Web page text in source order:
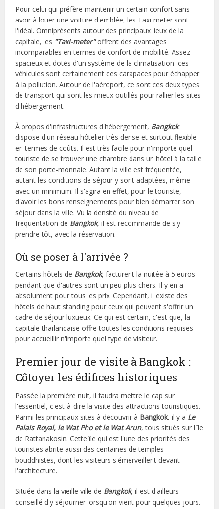
Pour celui qui préfère maintenir un certain confort sans
avoir à louer une voiture d'emblée, les Taxi-meter sont
l'idéal. Omniprésents autour des principaux lieux de la
capitale, les "Taxi-meter''offrent des avantages
incomparables en termes de confort de mobilité. Assez
spacieux et dotés d'un système de la climatisation, ces
véhicules sont certainement des carapaces pour échapper
à la pollution. Autour de l'aéroport, ce sont ces deux types
de transport qui sont les mieux outillés pour rallier les sites
d'hébergement.
À propos d'infrastructures d'hébergement, Bangkok
dispose d'un réseau hôtelier très dense et surtout flexible
en termes de coûts. Il est très facile pour n'importe quel
touriste de se trouver une chambre dans un hôtel à la taille
de son porte-monnaie. Autant la ville est fréquentée,
autant les conditions de séjour y sont adaptées, même
avec un minimum. Il s'agira en effet, pour le touriste,
d'avoir les bons renseignements pour bien démarrer son
séjour dans la ville. Vu la densité du niveau de
fréquentation de Bangkok, il est recommandé de s'y
prendre tôt, avec la réservation.
Où se poser à l'arrivée ?
Certains hôtels de Bangkok, facturent la nuitée à 5 euros
pendant que d'autres sont un peu plus chers. Il y en a
absolument pour tous les prix. Cependant, il existe des
hôtels de haut standing pour ceux qui peuvent s'offrir un
cadre de séjour luxueux. Ce qui est certain, c'est que, la
capitale thaïlandaise offre toutes les conditions requises
pour accueillir n'importe quel type de visiteur.
Premier jour de visite à Bangkok :
Côtoyer les édifices historiques
Passée la première nuit, il faudra mettre le cap sur
l'essentiel, c'est-à-dire la visite des attractions touristiques.
Parmi les principaux sites à découvrir à Bangkok, il y a Le
Palais Royal, le Wat Pho et le Wat Arun, tous situés sur l'île
de Rattanakosin. Cette île qui est l'une des priorités des
touristes abrite aussi des centaines de temples
bouddhistes, dont les visiteurs s'émerveillent devant
l'architecture.
Située dans la vieille ville de Bangkok, il est d'ailleurs
conseillé d'y séjourner lorsqu'on vient pour quelques jours.